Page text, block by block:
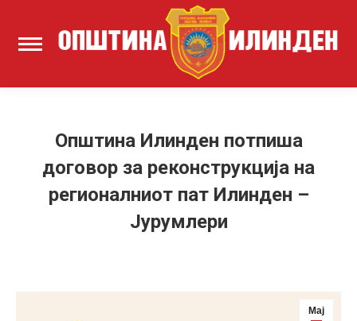
Општина Илинден потпиша
договор за реконструкција на
регионалниот пат Илинден –
Јурумлери
Мај